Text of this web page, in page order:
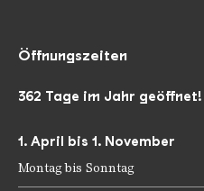
Öffnungszeiten
362 Tage im Jahr geöffnet!
1. April bis 1. November
Montag bis Sonntag